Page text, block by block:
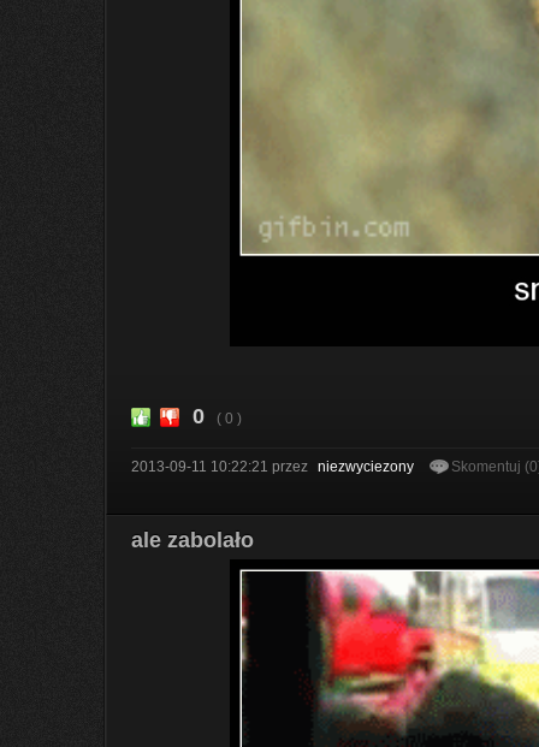
0 ( 0 )
2013-09-11 10:22:21 przez niezwyciezony Skomentuj
ale zabolało